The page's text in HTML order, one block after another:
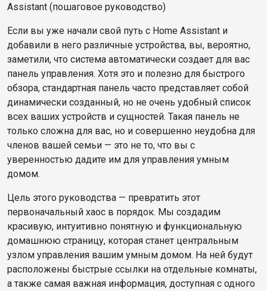
Assistant (пошаговое руководство)
Если вы уже начали свой путь с Home Assistant и
добавили в него различные устройства, вы, вероятно,
заметили, что система автоматически создает для вас
панель управления. Хотя это и полезно для быстрого
обзора, стандартная панель часто представляет собой
динамически созданный, но не очень удобный список
всех ваших устройств и сущностей. Такая панель не
только сложна для вас, но и совершенно неудобна для
членов вашей семьи — это не то, что вы с
уверенностью дадите им для управления умным
домом.
Цель этого руководства — превратить этот
первоначальный хаос в порядок. Мы создадим
красивую, интуитивно понятную и функциональную
домашнюю страницу, которая станет центральным
узлом управления вашим умным домом. На ней будут
расположены быстрые ссылки на отдельные комнаты,
а также самая важная информация, доступная с одного